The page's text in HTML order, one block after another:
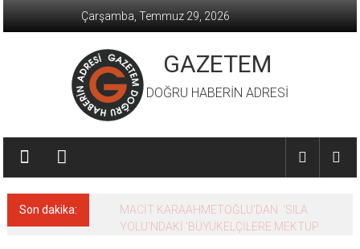
Çarşamba, Temmuz 29, 2026
GAZETEM
DOĞRU HABERİN ADRESİ
Son dakika:
MACİT KARAAHMETOĞLU’DAN ‘SILA
YOLU’NDAKİ ’BÜYÜKELÇİLERE MEKTUP